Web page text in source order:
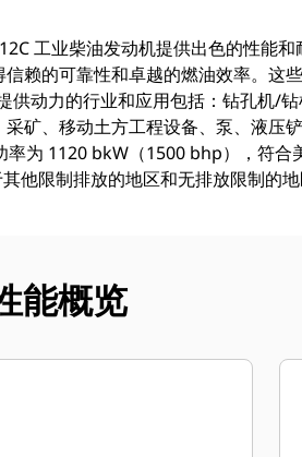
工业柴油发动机提供出色的性能
赖的可靠性和卓越的燃油效率。这
供动力的行业和应用包括：钻孔机/
矿、移动土方工程设备、泵、液压
为 1120 bkW（1500 bhp），符合
他限制排放的地区和无排放限制的
能概览